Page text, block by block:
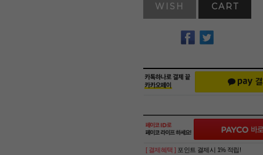
WISH CART
[ 결제혜택 ] 포인트 결제시 1% 적립!